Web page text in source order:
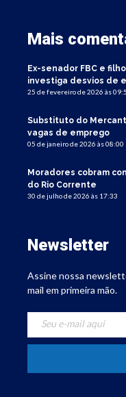
Mais
Ex-senador FBC e
investiga desvios de
25 de fevereiro de 2026 às
Substituto do
vagas de emprego
05 de janeiro de 2026 às 08:00
Moradores cobram
do Rio Corrente
30 de julho de 2026 às 17:33
Newsletter
Assine nossa
mail em primeira mão.